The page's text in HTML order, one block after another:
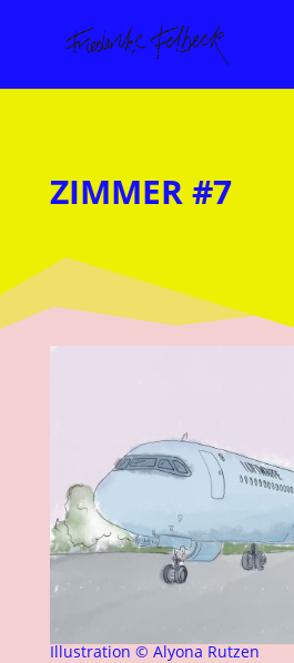
ZIMMER #7
Illustration©Alyona Rutzen